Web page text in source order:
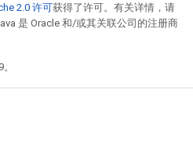
2.0 许可获得了许可。有关详情，请
是 Oracle 和/或其关联公司的注册商